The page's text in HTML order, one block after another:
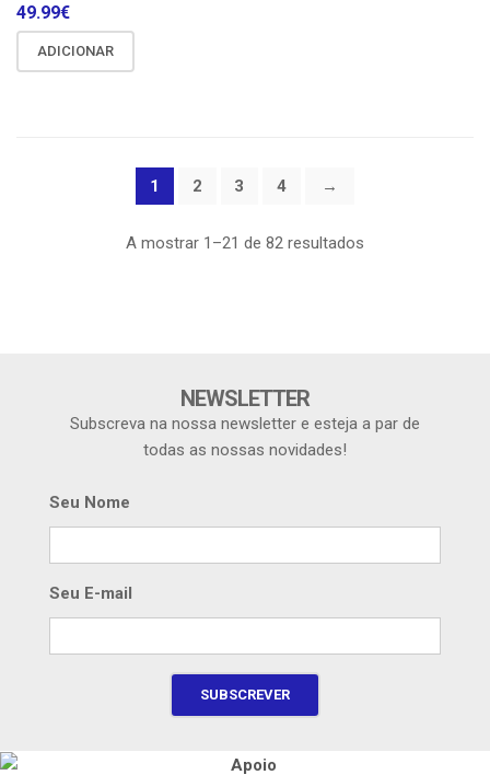
49.99€
ADICIONAR
1 2 3 4 →
A mostrar 1–21 de 82 resultados
NEWSLETTER
Subscreva na nossa newsletter e esteja a par de
todas as nossas novidades!
Seu Nome
Seu E-mail